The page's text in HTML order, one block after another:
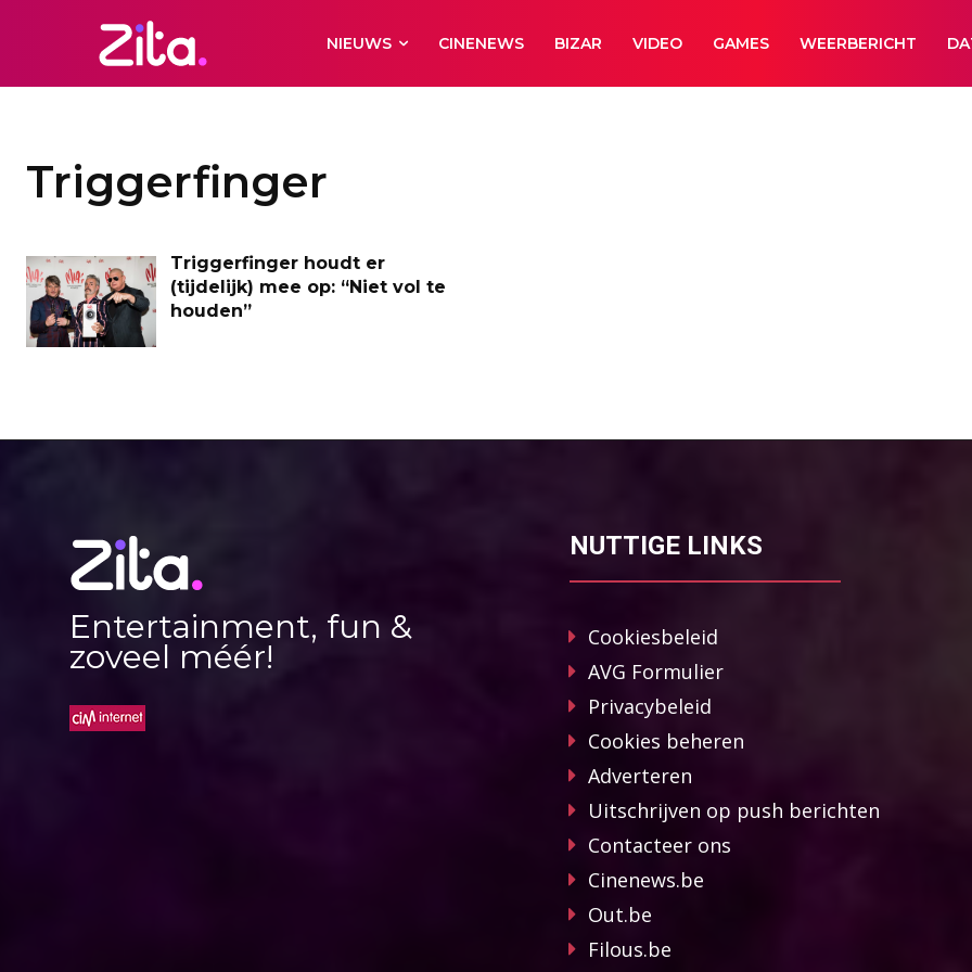
NIEUWS CINENEWS BIZAR VIDEO GAMES WEERBERICHT
Triggerfinger
Triggerfinger houdt er
(tijdelijk) mee op: “Niet vol te
houden”
Entertainment, fun &
zoveel méér!
NUTTIGE LINKS
Cookiesbeleid
AVG Formulier
Privacybeleid
Cookies beheren
Adverteren
Uitschrijven op push berichten
Contacteer ons
Cinenews.be
Out.be
Filous.be